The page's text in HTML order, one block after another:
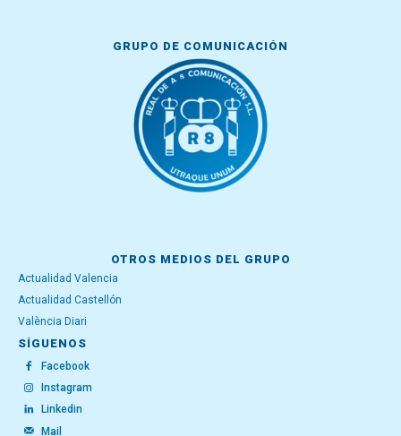
GRUPO DE COMUNICACIÓN
OTROS MEDIOS DEL GRUPO
Actualidad Valencia
Actualidad Castellón
València Diari
SÍGUENOS
Facebook
Instagram
Linkedin
Mail